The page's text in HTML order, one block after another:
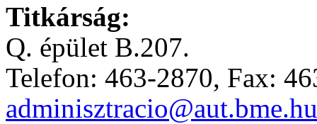
Titkárság:
Q. épület B.207.
Telefon: 463-2870, Fax:
adminisztracio@aut.bme.hu